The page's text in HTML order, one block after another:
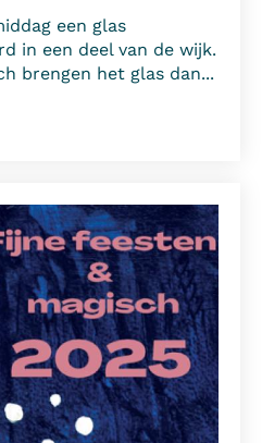
een glas
in een deel van de wijk.
brengen het glas dan...